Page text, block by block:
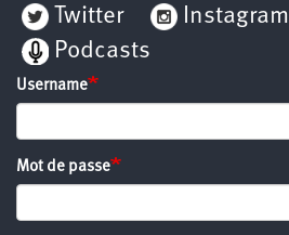
Twitter
Instagram
Podcasts
Username
Mot de passe